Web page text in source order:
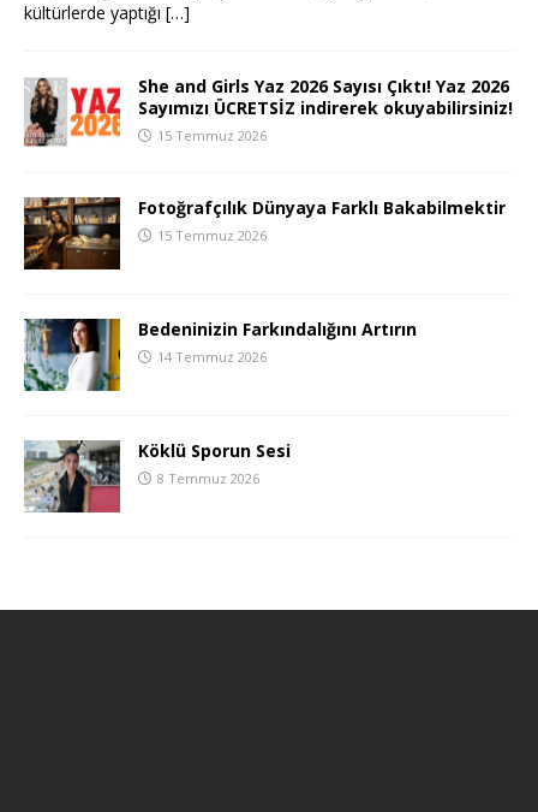
kültürlerde yaptığı […]
She and Girls Yaz 2026 Sayısı Çıktı! Yaz 2026
Sayımızı ÜCRETSİZ indirerek okuyabilirsiniz!
15 Temmuz 2026
Fotoğrafçılık Dünyaya Farklı Bakabilmektir
15 Temmuz 2026
Bedeninizin Farkındalığını Artırın
14 Temmuz 2026
Köklü Sporun Sesi
8 Temmuz 2026